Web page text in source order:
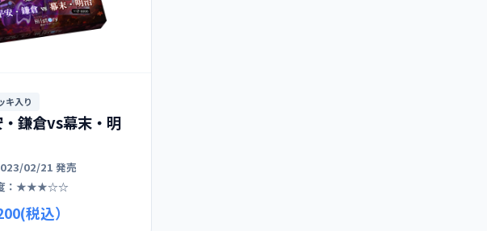
キ入り
鎌倉vs幕末・明
02/21 発売
：★★★☆☆
税込）